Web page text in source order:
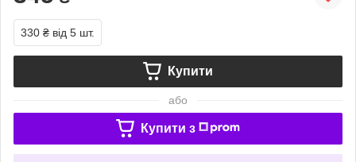
330 ₴ від 5 шт.
Купити
або
Купити з